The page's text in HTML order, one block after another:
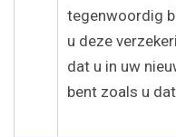
tegenwoordig
u deze
dat u in uw
bent zoals u